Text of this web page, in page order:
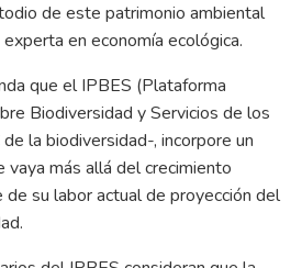
de este patrimonio ambiental
en economía ecológica.
que elIPBES (Plataforma
Biodiversidad y Servicios de los
la biodiversidad-, incorpore un
vaya más allá del crecimiento
de su labor actual de proyección del